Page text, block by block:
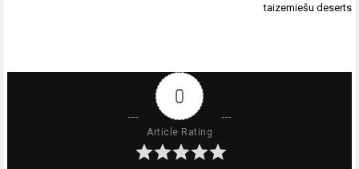
taizemiešu deserts
0
Article Rating